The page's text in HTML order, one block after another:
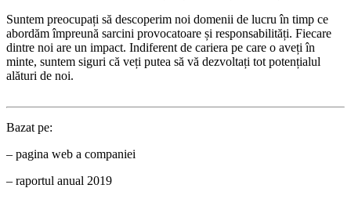
Suntem preocupați să descoperim noi domenii de lucru în timp ce
abordăm împreună sarcini provocatoare și responsabilități. Fiecare
dintre noi are un impact. Indiferent de cariera pe care o aveți în
minte, suntem siguri că veți putea să vă dezvoltați tot potențialul
alături de noi.
Bazat pe:
– pagina web a companiei
– raportul anual 2019